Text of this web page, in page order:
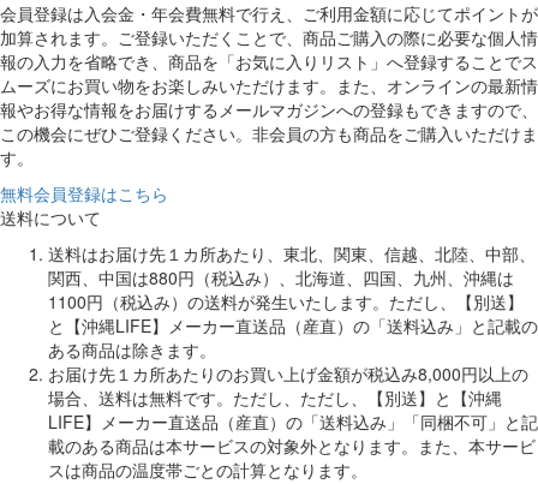
会員登録は入会金・年会費無料で行え、ご利用金額に応じてポイントが
加算されます。ご登録いただくことで、商品ご購入の際に必要な個人情
報の入力を省略でき、商品を「お気に入りリスト」へ登録することでス
ムーズにお買い物をお楽しみいただけます。また、オンラインの最新情
報やお得な情報をお届けするメールマガジンへの登録もできますので、
この機会にぜひご登録ください。非会員の方も商品をご購入いただけま
す。
無料会員登録はこちら
送料について
送料はお届け先１カ所あたり、東北、関東、信越、北陸、中部、
関西、中国は880円（税込み）、北海道、四国、九州、沖縄は
1100円（税込み）の送料が発生いたします。ただし、【別送】
と【沖縄LIFE】メーカー直送品（産直）の「送料込み」と記載の
ある商品は除きます。
お届け先１カ所あたりのお買い上げ金額が税込み8,000円以上の
場合、送料は無料です。ただし、ただし、【別送】と【沖縄
LIFE】メーカー直送品（産直）の「送料込み」「同梱不可」と記
載のある商品は本サービスの対象外となります。また、本サービ
スは商品の温度帯ごとの計算となります。